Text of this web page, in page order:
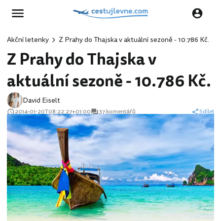
Akční letenky Z Prahy do Thajska v aktuální sezoně - 10.786 Kč.
Z Prahy do Thajska v
aktuální sezoně - 10.786 Kč.
David Eiselt
2014-01-20T08:22:27+01:00 37 komentářů Sdílet